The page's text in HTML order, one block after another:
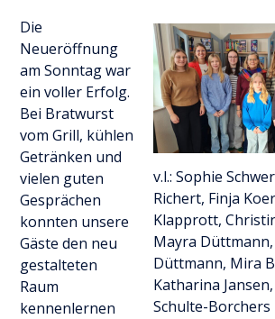
v.l.: Sophie
Richert, Finja
Klapprott,
Mayra
Düttmann, Mira
Katharina
Schulte-Borchers
Die
Neueröffnung
am Sonntag war
ein voller Erfolg.
Bei Bratwurst
vom Grill, kühlen
Getränken und
vielen guten
Gesprächen
konnten unsere
Gäste den neu
gestalteten
Raum
kennenlernen